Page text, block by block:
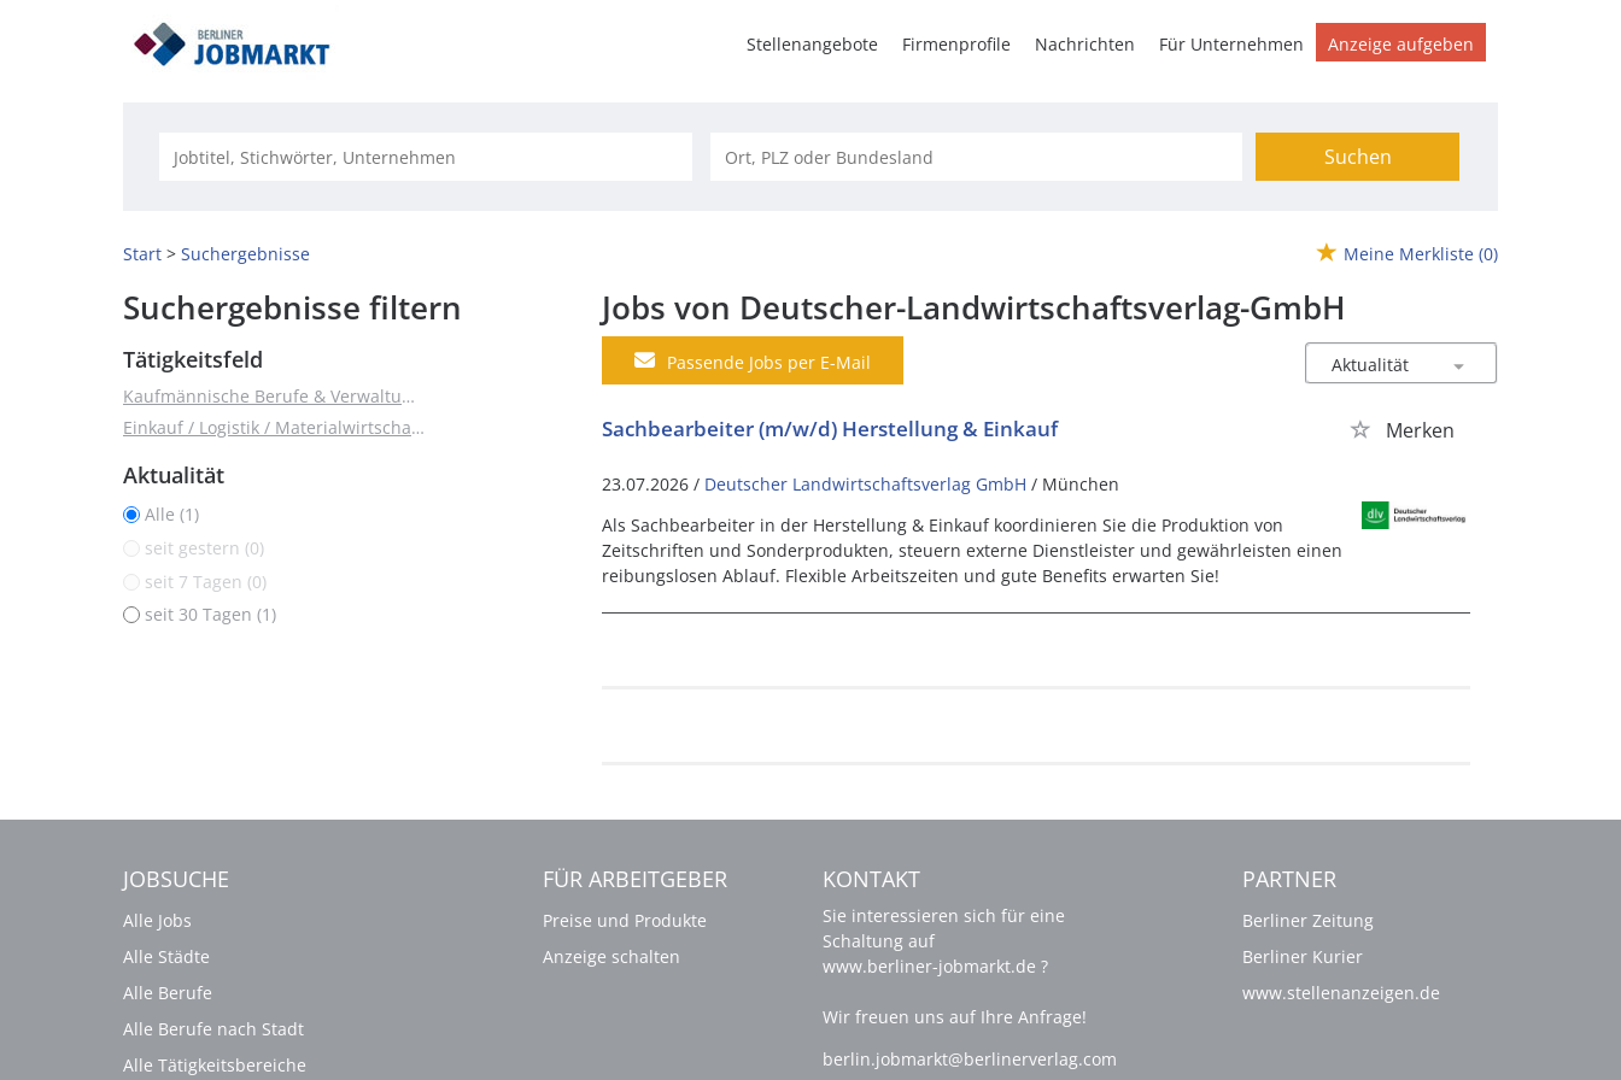
Stellenangebote Firmenprofile Nachrichten Für Unternehmen Anzeige aufgeben
Suchen
Start Suchergebnisse Meine Merkliste (0)
Suchergebnisse filtern
Tätigkeitsfeld
Kaufmännische Berufe & Verwaltung (1)
Einkauf / Logistik / Materialwirtschaft (1)
Aktualität
Alle (1)
seit gestern (0)
seit 7 Tagen (0)
seit 30 Tagen (1)
Jobs von Deutscher-Landwirtschaftsverlag-GmbH
Passende Jobs per E-Mail
Sachbearbeiter (m/w/d) Herstellung & Einkauf Merken
23.07.2026 / Deutscher Landwirtschaftsverlag GmbH / München
Als Sachbearbeiter in der Herstellung & Einkauf koordinieren Sie die Produktion von
Zeitschriften und Sonderprodukten, steuern externe Dienstleister und gewährleisten einen
reibungslosen Ablauf. Flexible Arbeitszeiten und gute Benefits erwarten Sie!
JOBSUCHE
Alle Jobs
Alle Städte
Alle Berufe
Alle Berufe nach Stadt
Alle Tätigkeitsbereiche
FÜR ARBEITGEBER
Preise und Produkte
Anzeige schalten
KONTAKT
Sie interessieren sich für eine
Schaltung auf
www.berliner-jobmarkt.de ?
Wir freuen uns auf Ihre Anfrage!
berlin.jobmarkt@berlinerverlag.com
PARTNER
Berliner Zeitung
Berliner Kurier
www.stellenanzeigen.de